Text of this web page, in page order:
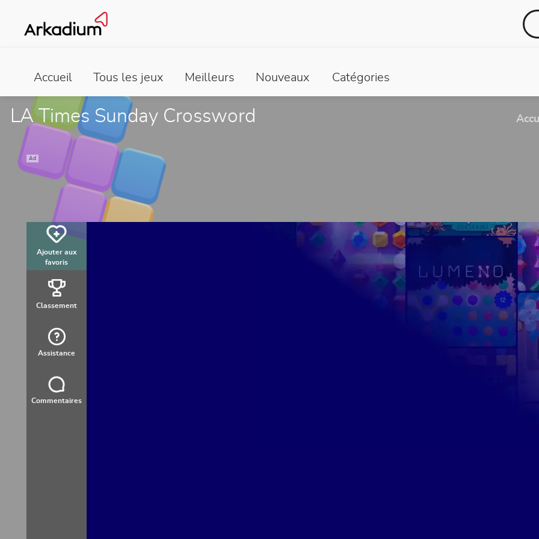
Accueil Tous les jeux Meilleurs Nouveaux Catégories
LA Times Sunday Crossword
Ajouter aux
favoris
Classement
Assistance
Commentaires
Ad